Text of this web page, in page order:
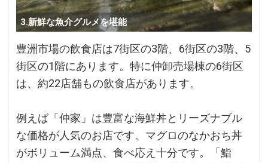
3.新鮮な魚介グルメを堪能
豊洲市場の飲食店は7街区の3階、6街区の3階、5
街区の1階にあります。特に仲卸売場棟の6街区
は、約22店舗もの飲食店があります。
例えば「仲家」は豊富な海鮮丼とリーズナブル
な価格が人気のお店です。マグロのなかおち丼
がボリューム満点、食べ応え十分です。「鮨